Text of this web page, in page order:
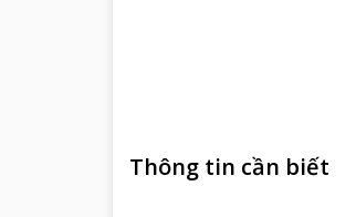
Thông tin cần biết